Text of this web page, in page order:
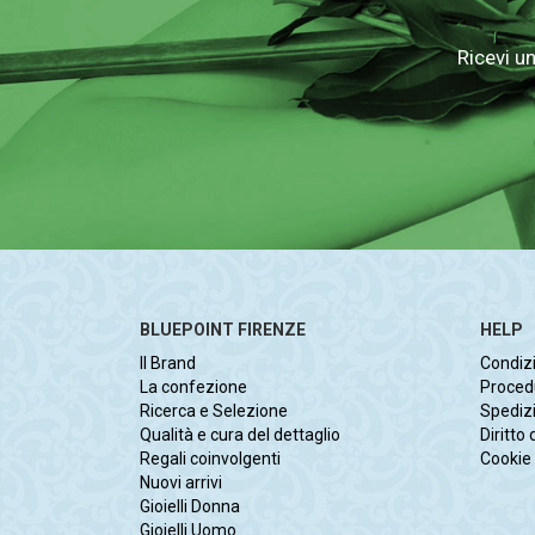
Ricevi
BLUEPOINT FIRENZE
Il Brand
La confezione
Ricerca e Selezione
Qualità e cura del dettaglio
Regali coinvolgenti
Nuovi arrivi
Gioielli Donna
Gioielli Uomo
HELP
Diritto
Cookie